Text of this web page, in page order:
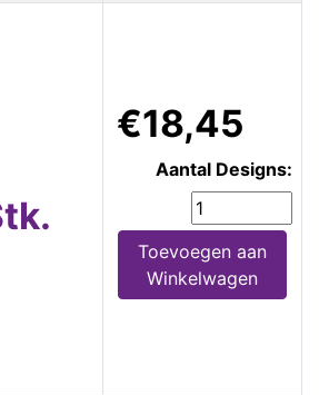
€18,45
Aantal Designs:
Toevoegen aan
Winkelwagen